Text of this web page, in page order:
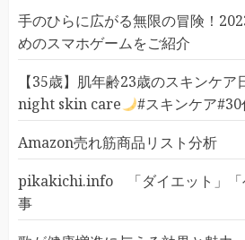
手のひらに広がる無限の冒険！
めのスマホゲームをご紹介
【35歳】肌年齢23歳のスキンケア
night skin care
#スキンケア#30
Amazon売れ筋商品リスト分析
pikakichi.info 「ダイエット」「
事